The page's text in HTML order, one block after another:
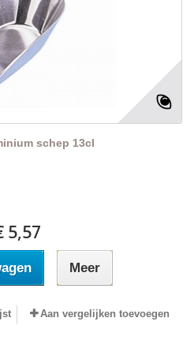
schep 13cl
5,57
Meer
Aan vergelijken toevoegen